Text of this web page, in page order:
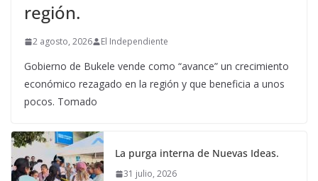
región.
2 agosto, 2026 El Independiente
Gobierno de Bukele vende como “avance” un crecimiento
económico rezagado en la región y que beneficia a unos
pocos. Tomado
La purga interna de Nuevas Ideas.
31 julio, 2026